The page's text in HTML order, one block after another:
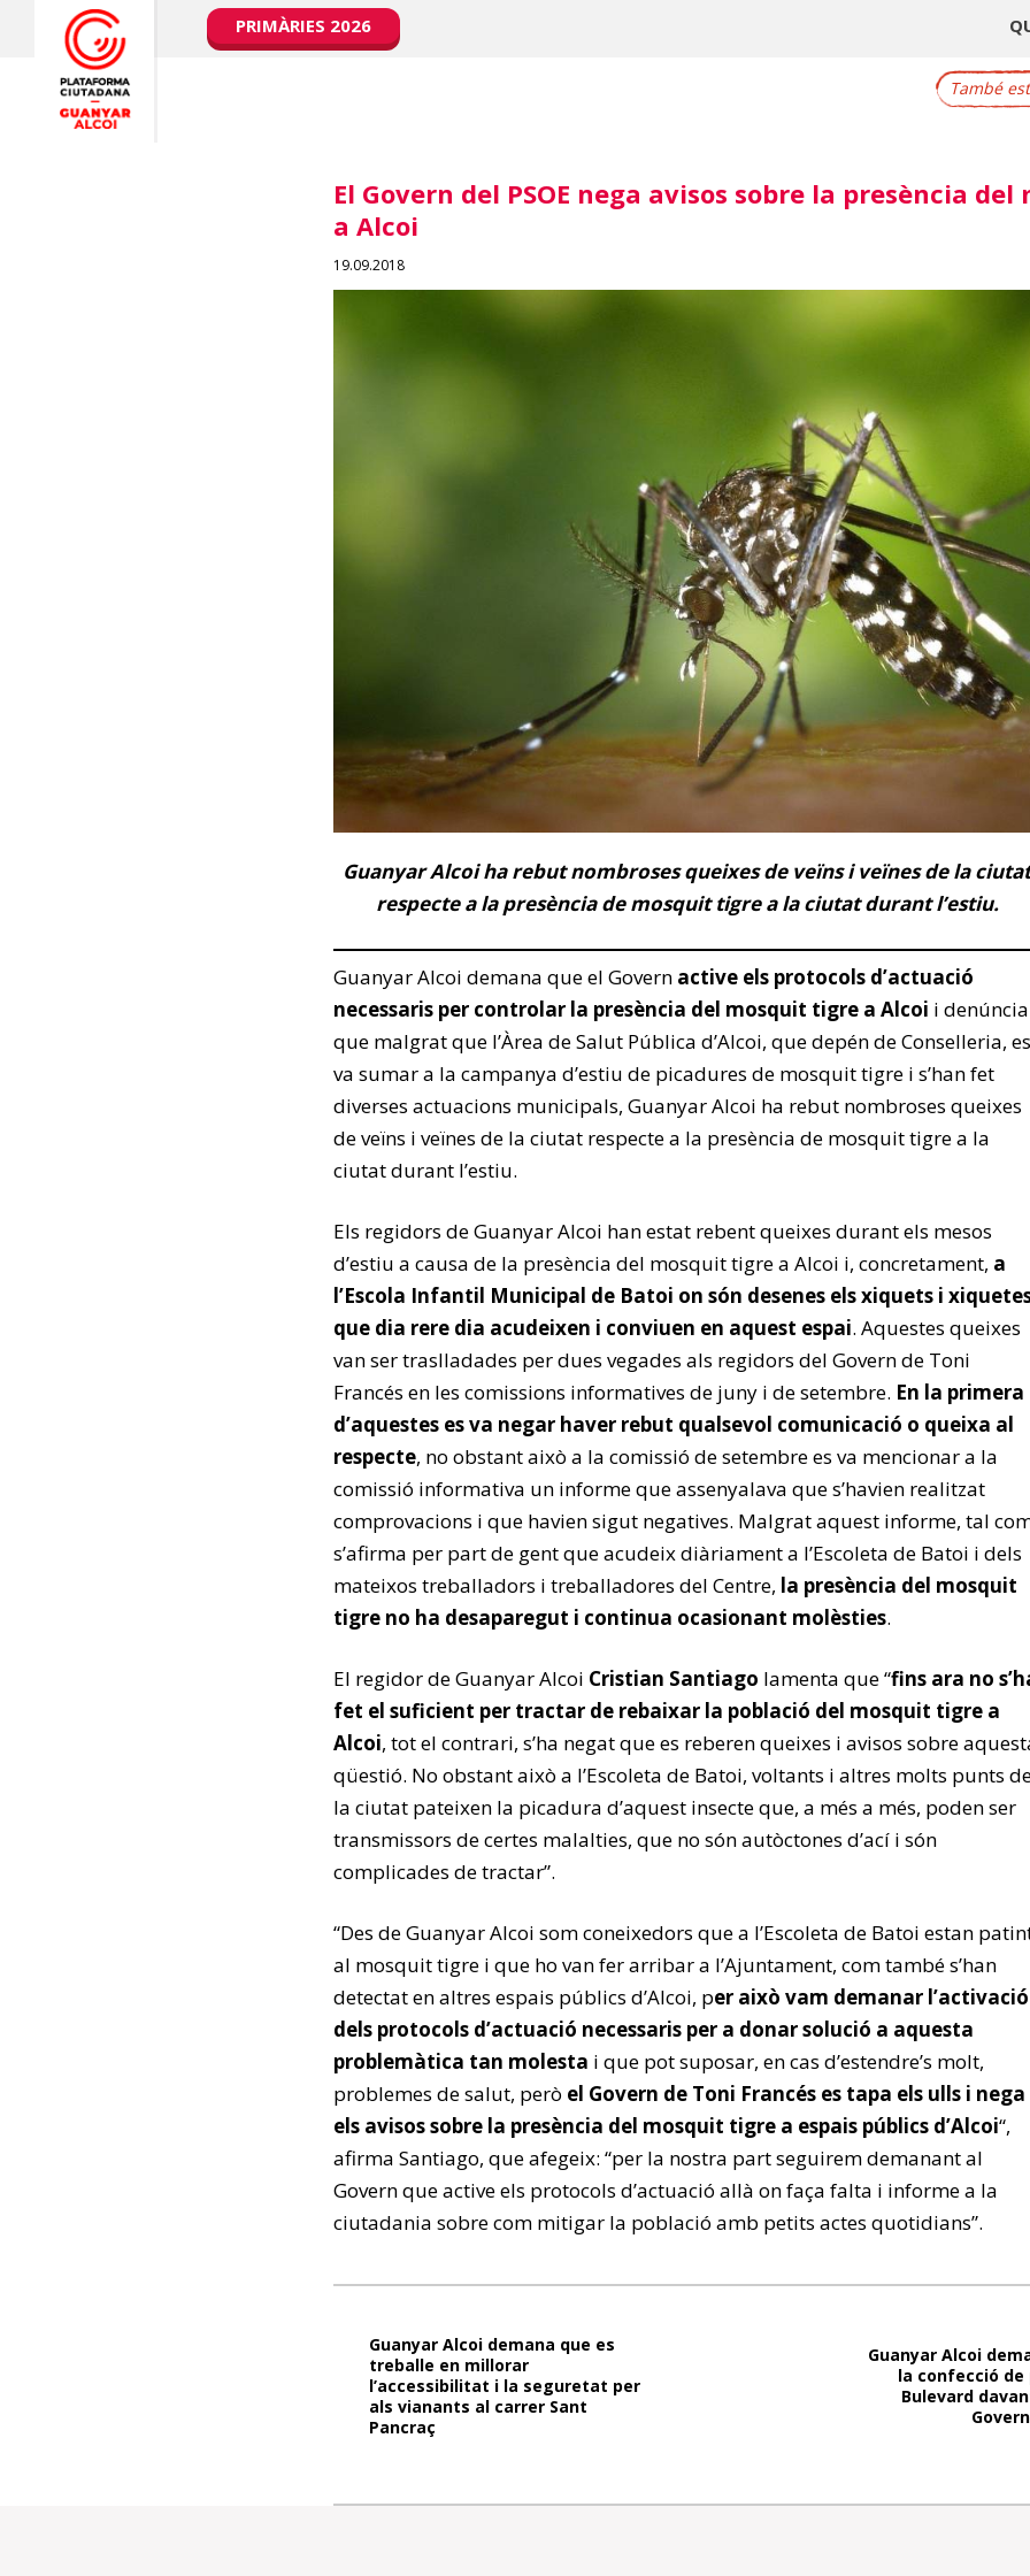
PRIMÀRIES 2026
També
El Govern del PSOE nega avisos sobre la presència
a Alcoi
19.09.2018
Guanyar Alcoi ha rebut nombroses queixes de veïns i veïnes de la ciutat
respecte a la presència de mosquit tigre a la ciutat durant l’estiu.
Guanyar Alcoi demana que el Govern active els protocols d’actuació
necessaris per controlar la presència del mosquit tigre a Alcoi i denúncia
que malgrat que l’Àrea de Salut Pública d’Alcoi, que depén de Conselleria, es
va sumar a la campanya d’estiu de picadures de mosquit tigre i s’han fet
diverses actuacions municipals, Guanyar Alcoi ha rebut nombroses queixes
de veïns i veïnes de la ciutat respecte a la presència de mosquit tigre a la
ciutat durant l’estiu.
Els regidors de Guanyar Alcoi han estat rebent queixes durant els mesos
d’estiu a causa de la presència del mosquit tigre a Alcoi i, concretament, a
l’Escola Infantil Municipal de Batoi on són desenes els xiquets i
que dia rere dia acudeixen i conviuen en aquest espai. Aquestes queixes
van ser traslladades per dues vegades als regidors del Govern de Toni
Francés en les comissions informatives de juny i de setembre. En la primera
d’aquestes es va negar haver rebut qualsevol comunicació o queixa al
respecte, no obstant això a la comissió de setembre es va mencionar a la
comissió informativa un informe que assenyalava que s’havien realitzat
comprovacions i que havien sigut negatives. Malgrat aquest informe, tal
s’afirma per part de gent que acudeix diàriament a l’Escoleta de Batoi i dels
mateixos treballadors i treballadores del Centre, la presència del mosquit
tigre no ha desaparegut i continua ocasionant molèsties.
El regidor de Guanyar Alcoi Cristian Santiago lamenta que “fins ara no
fet el suficient per tractar de rebaixar la població del mosquit tigre a
Alcoi, tot el contrari, s’ha negat que es reberen queixes i avisos sobre
qüestió. No obstant això a l’Escoleta de Batoi, voltants i altres molts punts
la ciutat pateixen la picadura d’aquest insecte que, a més a més, poden ser
transmissors de certes malalties, que no són autòctones d’ací i són
complicades de tractar”.
“Des de Guanyar Alcoi som coneixedors que a l’Escoleta de Batoi estan
al mosquit tigre i que ho van fer arribar a l’Ajuntament, com també s’han
detectat en altres espais públics d’Alcoi, per això vam demanar l’activació
dels protocols d’actuació necessaris per a donar solució a aquesta
problemàtica tan molesta i que pot suposar, en cas d’estendre’s molt,
problemes de salut, però el Govern de Toni Francés es tapa els ulls i nega
els avisos sobre la presència del mosquit tigre a espais públics d’Alcoi“,
afirma Santiago, que afegeix: “per la nostra part seguirem demanant al
Govern que active els protocols d’actuació allà on faça falta i informe a la
ciutadania sobre com mitigar la població amb petits actes quotidians”.
Guanyar Alcoi
la confecció
Bulevard
Guanyar Alcoi demana que es
treballe en millorar
l’accessibilitat i la seguretat per
als vianants al carrer Sant
Pancraç